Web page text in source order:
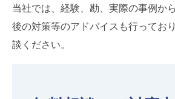
当社では、経験、勘、実際の事例か
後の対策等のアドバイスも行ってお
談ください。